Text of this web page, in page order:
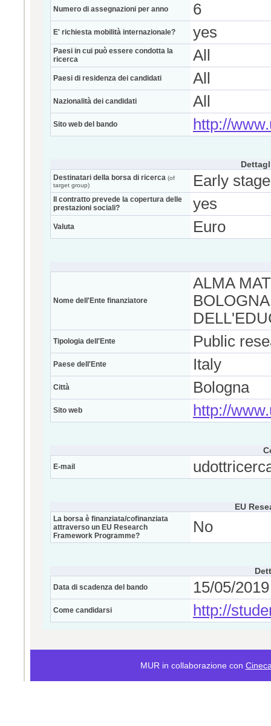
Numero di assegnazioni per anno 6
E' richiesta mobilità internazionale? yes
Paesi in cui può essere condotta la
ricerca
All
Paesi di residenza dei candidati All
Nazionalità dei candidati All
Sito web del bando http://
Destinatari della borsa di ricerca (of
target group)
Early
Il contratto prevede la copertura delle
prestazioni sociali?
yes
Valuta Euro
Nome dell'Ente finanziatore
ALMA
Tipologia dell'Ente Public
Paese dell'Ente Italy
Città Bologna
Sito web http://
E-mail
EU
La borsa è finanziata/cofinanziata
attraverso un EU Research
Framework Programme?
No
Data di scadenza del bando 15/05/
Come candidarsi http://
MUR in collaborazione con